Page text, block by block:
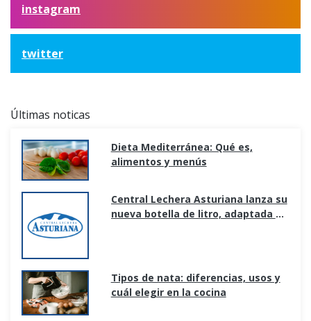
instagram
twitter
Últimas noticas
Dieta Mediterránea: Qué es,
alimentos y menús
Central Lechera Asturiana lanza su
nueva botella de litro, adaptada a
Tipos de nata: diferencias, usos y
cuál elegir en la cocina